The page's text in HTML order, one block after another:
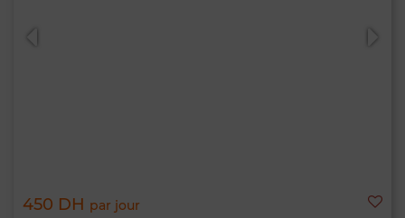
450 DH par jour